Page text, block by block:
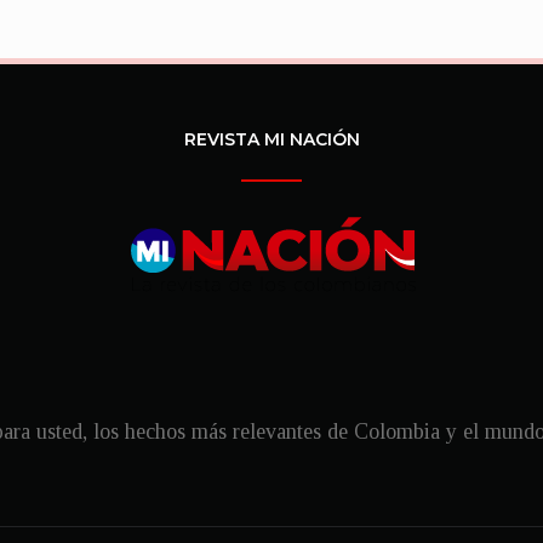
REVISTA MI NACIÓN
usted, los hechos más relevantes de Colombia y el